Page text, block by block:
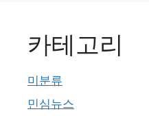
카테고리
미분류
민심뉴스